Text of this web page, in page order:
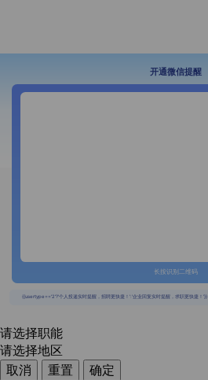
开通微信提醒
长按识别二维码
{{usertype=='2'?'个人投递实时提醒，招聘更快捷！':'企业回复实时提醒，求职更快捷！'}}
请选择职能
请选择地区
取消
重置
确定